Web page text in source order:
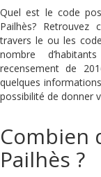
Quel est le code
Pailhès?
travers le ou les
nombre
recensement de
quelques
possibilité de donner
Combien
Pailhès ?